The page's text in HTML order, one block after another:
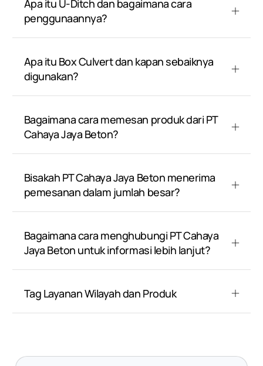
Apa itu U-Ditch dan bagaimana cara
penggunaannya?
Apa itu Box Culvert dan kapan sebaiknya
digunakan?
Bagaimana cara memesan produk dari PT
Cahaya Jaya Beton?
Bisakah PT Cahaya Jaya Beton menerima
pemesanan dalam jumlah besar?
Bagaimana cara menghubungi PT Cahaya
Jaya Beton untuk informasi lebih lanjut?
Tag Layanan Wilayah dan Produk